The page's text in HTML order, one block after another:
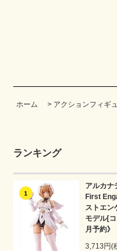
ホーム > アクションフィギ
ランキング
1
アルカナ
First
ストエン
モデル[
月予約》
3,713円(